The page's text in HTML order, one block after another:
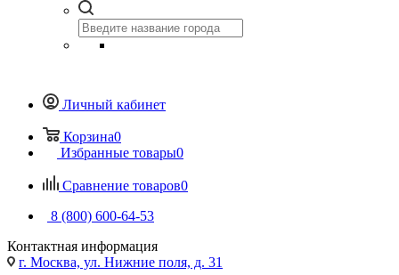
Личный кабинет
Корзина0
Избранные товары0
Сравнение товаров0
8 (800) 600-64-53
Контактная информация
г. Москва, ул. Нижние поля, д. 31